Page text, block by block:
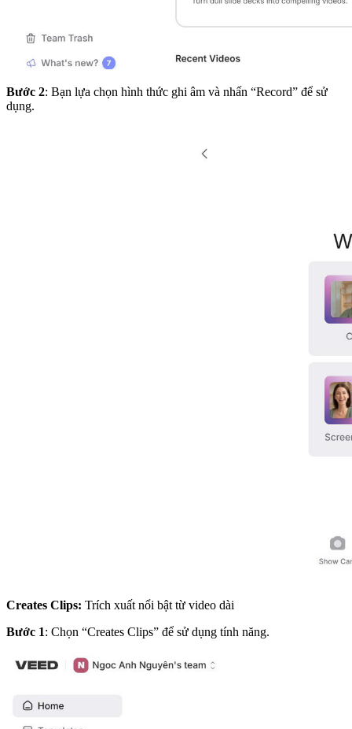
Bước 2: Bạn lựa chọn hình thức ghi âm và nhấn “Record” để sử
dụng.
Creates Clips: Trích xuất nổi bật từ video dài
Bước 1: Chọn “Creates Clips” để sử dụng tính năng.